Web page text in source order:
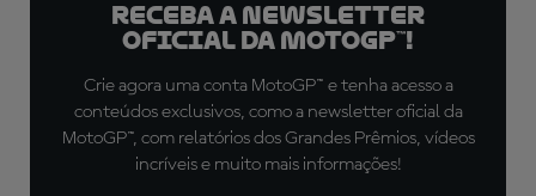
Receba a newsletter
oficial da MotoGP™!
Crie agora uma conta MotoGP™ e tenha acesso a
conteúdos exclusivos, como a newsletter oficial da
MotoGP™, com relatórios dos Grandes Prêmios, vídeos
incríveis e muito mais informações!